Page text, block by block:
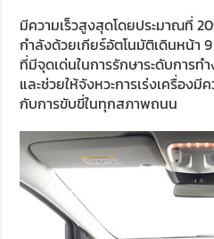
มีความเร็วสูงสุดโดยประมาณที่
กำลังด้วยเกียร์อัตโนมัติเดินหน้า 9
ที่มีจุดเด่นในการรักษาระดับการท
และช่วยให้จังหวะการเร่งเครื่อง
กับการขับขี่ในทุกสภาพถนน